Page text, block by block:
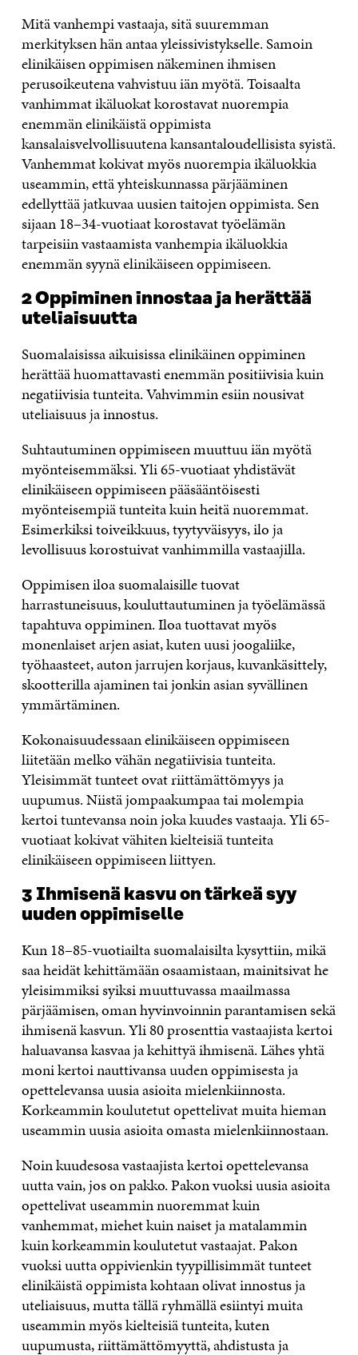
Mitä vanhempi vastaaja, sitä suuremman
merkityksen hän antaa yleissivistykselle. Samoin
elinikäisen oppimisen näkeminen ihmisen
perusoikeutena vahvistuu iän myötä. Toisaalta
vanhimmat ikäluokat korostavat nuorempia
enemmän elinikäistä oppimista
kansalaisvelvollisuutena kansantaloudellisista syistä.
Vanhemmat kokivat myös nuorempia ikäluokkia
useammin, että yhteiskunnassa pärjääminen
edellyttää jatkuvaa uusien taitojen oppimista. Sen
sijaan 18–34-vuotiaat korostavat työelämän
tarpeisiin vastaamista vanhempia ikäluokkia
enemmän syynä elinikäiseen oppimiseen.
2 Oppiminen innostaa ja herättää
uteliaisuutta
Suomalaisissa aikuisissa elinikäinen oppiminen
herättää huomattavasti enemmän positiivisia kuin
negatiivisia tunteita. Vahvimmin esiin nousivat
uteliaisuus ja innostus.
Suhtautuminen oppimiseen muuttuu iän myötä
myönteisemmäksi. Yli 65-vuotiaat yhdistävät
elinikäiseen oppimiseen pääsääntöisesti
myönteisempiä tunteita kuin heitä nuoremmat.
Esimerkiksi toiveikkuus, tyytyväisyys, ilo ja
levollisuus korostuivat vanhimmilla vastaajilla.
Oppimisen iloa suomalaisille tuovat
harrastuneisuus, kouluttautuminen ja työelämässä
tapahtuva oppiminen. Iloa tuottavat myös
monenlaiset arjen asiat, kuten uusi joogaliike,
työhaasteet, auton jarrujen korjaus, kuvankäsittely,
skootterilla ajaminen tai jonkin asian syvällinen
ymmärtäminen.
Kokonaisuudessaan elinikäiseen oppimiseen
liitetään melko vähän negatiivisia tunteita.
Yleisimmät tunteet ovat riittämättömyys ja
uupumus. Niistä jompaakumpaa tai molempia
kertoi tuntevansa noin joka kuudes vastaaja. Yli 65-
vuotiaat kokivat vähiten kielteisiä tunteita
elinikäiseen oppimiseen liittyen.
3 Ihmisenä kasvu on tärkeä syy
uuden oppimiselle
Kun 18–85-vuotiailta suomalaisilta kysyttiin, mikä
saa heidät kehittämään osaamistaan, mainitsivat he
yleisimmiksi syiksi muuttuvassa maailmassa
pärjäämisen, oman hyvinvoinnin parantamisen sekä
ihmisenä kasvun. Yli 80 prosenttia vastaajista kertoi
haluavansa kasvaa ja kehittyä ihmisenä. Lähes yhtä
moni kertoi nauttivansa uuden oppimisesta ja
opettelevansa uusia asioita mielenkiinnosta.
Korkeammin koulutetut opettelivat muita hieman
useammin uusia asioita omasta mielenkiinnostaan.
Noin kuudesosa vastaajista kertoi opettelevansa
uutta vain, jos on pakko. Pakon vuoksi uusia asioita
opettelivat useammin nuoremmat kuin
vanhemmat, miehet kuin naiset ja matalammin
kuin korkeammin koulutetut vastaajat. Pakon
vuoksi uutta oppivienkin tyypillisimmät tunteet
elinikäistä oppimista kohtaan olivat innostus ja
uteliaisuus, mutta tällä ryhmällä esiintyi muita
useammin myös kielteisiä tunteita, kuten
uupumusta, riittämättömyyttä, ahdistusta ja